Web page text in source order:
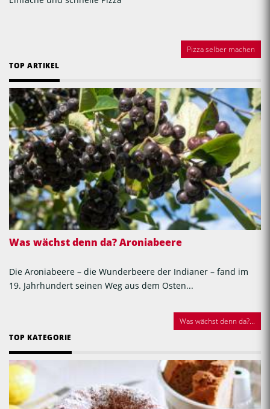
Pizza selber machen
TOP ARTIKEL
Was wächst denn da? Aroniabeere
Die Aroniabeere – die Wunderbeere der Indianer – fand im
19. Jahrhundert seinen Weg aus dem Osten...
Was wächst denn da?...
TOP KATEGORIE